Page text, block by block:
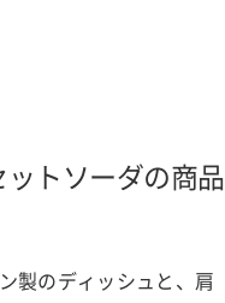
ト ソーダの商品
製のディッシュと、肩